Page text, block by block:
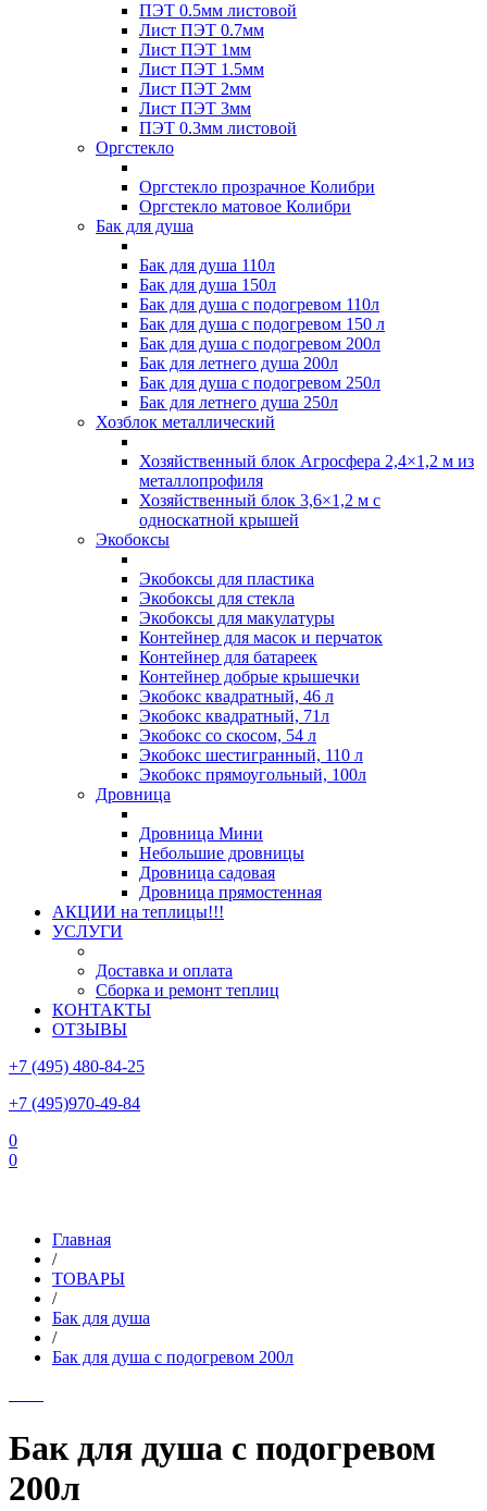
ПЭТ 0.5мм листовой
Лист ПЭТ 0.7мм
Лист ПЭТ 1мм
Лист ПЭТ 1.5мм
Лист ПЭТ 2мм
Лист ПЭТ 3мм
ПЭТ 0.3мм листовой
Оргстекло
Оргстекло прозрачное Колибри
Оргстекло матовое Колибри
Бак для душа
Бак для душа 110л
Бак для душа 150л
Бак для душа с подогревом 110л
Бак для душа с подогревом 150 л
Бак для душа с подогревом 200л
Бак для летнего душа 200л
Бак для душа с подогревом 250л
Бак для летнего душа 250л
Хозблок металлический
Хозяйственный блок Агросфера 2,4×1,2 м из
металлопрофиля
Хозяйственный блок 3,6×1,2 м с
односкатной крышей
Экобоксы
Экобоксы для пластика
Экобоксы для стекла
Экобоксы для макулатуры
Контейнер для масок и перчаток
Контейнер для батареек
Контейнер добрые крышечки
Экобокс квадратный, 46 л
Экобокс квадратный, 71л
Экобокс со скосом, 54 л
Экобокс шестигранный, 110 л
Экобокс прямоугольный, 100л
Дровница
Дровница Мини
Небольшие дровницы
Дровница садовая
Дровница прямостенная
АКЦИИ на теплицы!!!
УСЛУГИ
Доставка и оплата
Сборка и ремонт теплиц
КОНТАКТЫ
ОТЗЫВЫ
+7 (495) 480-84-25
+7 (495)970-49-84
0
0
Главная
/
ТОВАРЫ
/
Бак для душа
/
Бак для душа с подогревом 200л
Бак для душа с подогревом
200л